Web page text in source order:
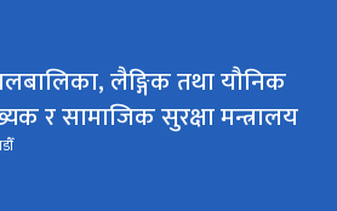
९:०० - ५:००
कार्यालय